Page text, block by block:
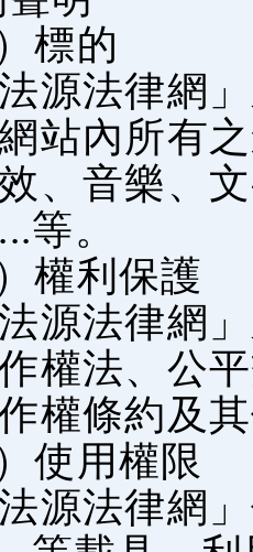
標的
法源法律網
站內所有
、音樂、
等。
權利保護
法源法律網
權法、公
權條約及
使用權限
法源法律網